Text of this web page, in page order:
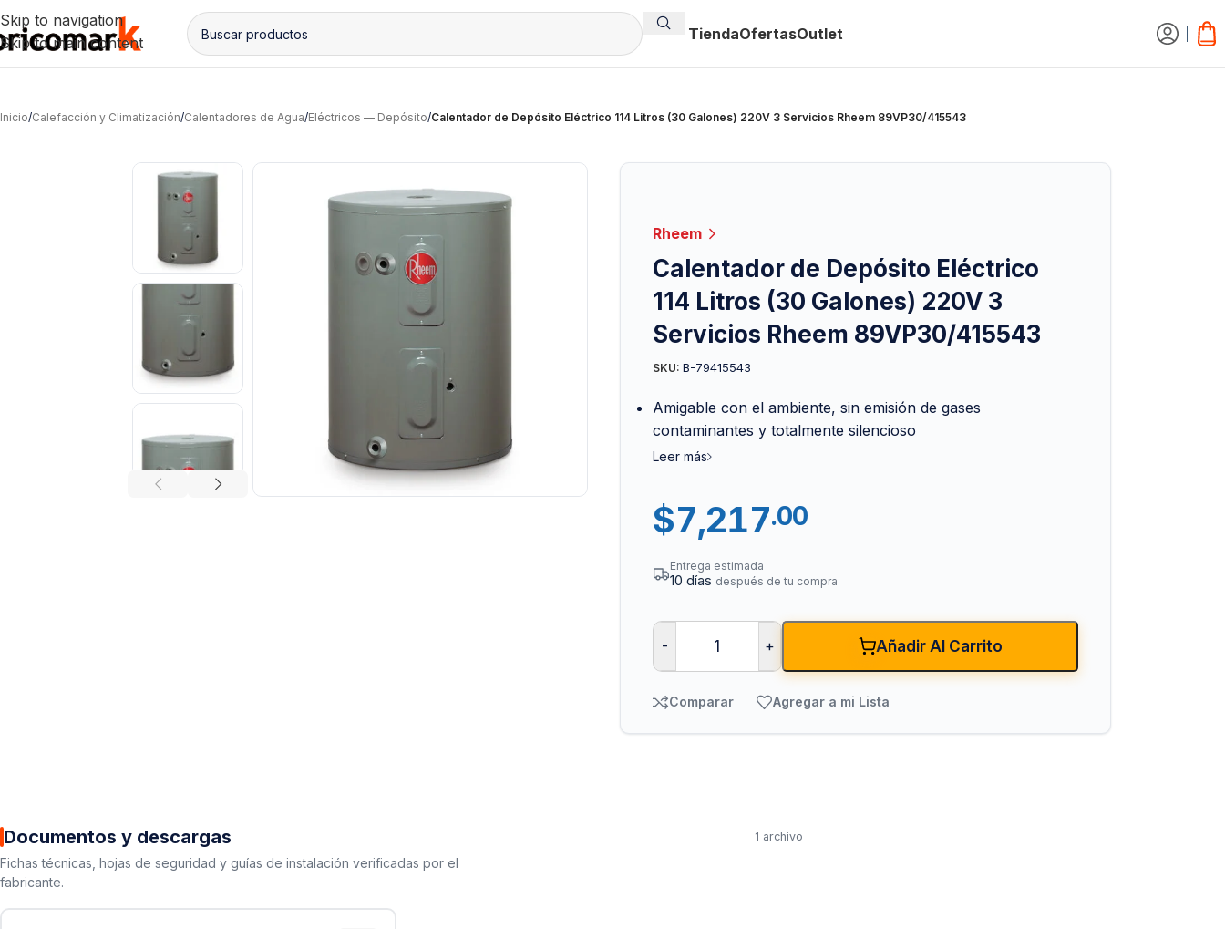
Skip to navigation
Skip to main content
Tienda
Cobre y Latón
Sistemas Contra Incendio
Acero Galvanizado
Centrífugas y Periféricas
Sumergibles para Agua Sucia y
OfertasOutlet
Inicio/Calefacción y Climatización/Calentadores de Agua/Eléctricos — Depósito/Calentador de Depósito Eléctrico 114 Litros (30 Galones) 220V 3 Servicios Rheem 89VP30/415543
Rheem
Calentador de Depósito Eléctrico
114 Litros (30 Galones) 220V 3
Servicios Rheem 89VP30/415543
SKU: B-79415543
Amigable con el ambiente, sin emisión de gases
contaminantes y totalmente silencioso
Leer más
$7,217.00
Entrega estimada
10 días después de tu compra
- + Añadir Al Carrito
Comparar Agregar a mi Lista
Documentos y descargas 1 archivo
Fichas técnicas, hojas de seguridad y guías de instalación verificadas por el
fabricante.